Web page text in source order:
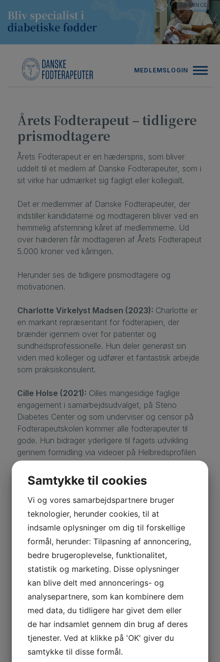
til
indholdet
ANNONCE
MEDLEMSLOGIN
Årets Fodterapeut – tidligere
prismodtagere
Årets Fodterapeut er en hæderspris, som bliver
uddelt til et medlem af Danske Fodterapeuter, som i
sit virke har udmærket sig fagligt eller kollegialt.
Det er medlemmer af Danske Fodterapeuter, der
indstiller kandidaterne og modtageren bliver ved en
hemmelig afstemning kåret af medlemmerne. Ud
over hæderen får modtageren af Årets Fodterapeut
5.000 kroner ved kåringen.
Herunder ses de tidligere prismodtagere og
motivationen.
Charlotte Virkelyst Madsen (2023): Charlotte er
en markant repræsentant for fodterapien, der
brænder igennem over for patienter og
sundhedsprofessionelle. Hun deler generøst sin
viden med kolleger og udfører et fantastisk arbejde
som praksiskonsulent.
Cille Holse (2021): Cilles mangesidige faglige
engagement i samarbejdsudvalget, på Steno
Diabetes Center og som underviser og censor på
Fodterapeutskolen kommer alle fodterapeuter til
gode. Hun bidrager yderligere til fagets udvikling
gennem formidling via videoer på Helbredsprofilen
og gennem sin deltagelse i forskning i børnefødder.
Winnie Lindersson (2019):Winnie er en god
ambassadør for faget, der gavmildt deler sin store
viden. Hun er god til at lytte til sine indlejere og er
kendt for at ville gøre tingene ordentligt.
Daniel Madsen (2017):Daniel er en dygtig,
pligtopfyldende fodterapeut med stor
retfærdighedssans, der ofte samarbejder med
Danske Fodterapeuter. Han er dygtig til at forstå
lovtekster og er den første til at reagere på
uretfærdigheder.
Charlotte Midtgaard (2015): Charlotte giver faget
et professionelt løft ved at vise fodterapiens
vigtighed i det sundhedsfaglige virke. Hun er
Samtykke til cookies
Vi og vores samarbejdspartnere bruger
teknologier, herunder cookies, til at
indsamle oplysninger om dig til forskellige
formål, herunder: Tilpasning af annoncering,
bedre brugeroplevelse, funktionalitet,
statistik og marketing. Disse oplysninger
kan blive delt med annoncerings- og
analysepartnere, som kan kombinere dem
med data, du tidligere har givet dem eller
de har indsamlet gennem din brug af deres
tjenester. Ved at klikke på 'OK' giver du
samtykke til disse formål.